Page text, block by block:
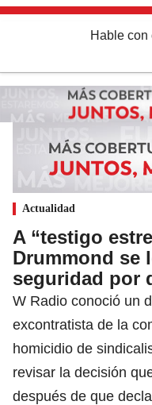
Hable con
Actualidad
A “testigo
Drummond se
seguridad por
W Radio conoció un
excontratista de la
homicidio de
revisar la decisión
después de que